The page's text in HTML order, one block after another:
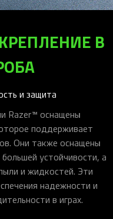
В
и защита
Razer™ оснащены
поддерживает
Они также оснащены
устойчивости, а
и жидкостей. Эти
надежности и
в играх.